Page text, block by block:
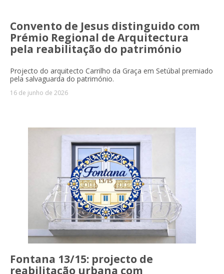
Convento de Jesus distinguido com
Prémio Regional de Arquitectura
pela reabilitação do património
Projecto do arquitecto Carrilho da Graça em Setúbal premiado
pela salvaguarda do património.
16 de junho de 2026
Fontana 13/15: projecto de
reabilitação urbana com